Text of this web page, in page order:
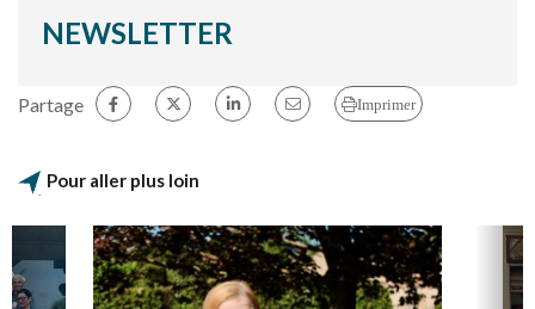
NEWSLETTER
Partage Imprimer
Pour aller plus loin